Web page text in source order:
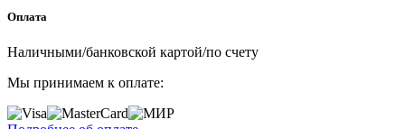
Оплата
Наличными/банковской картой/по счету
Мы принимаем к оплате: